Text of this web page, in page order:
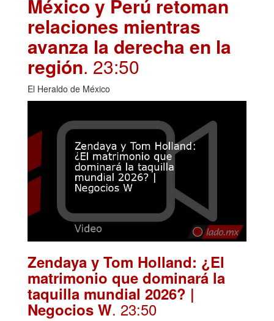
México y Perú retoman
relaciones mientras
avanza la derecha en la
región. 23:50
El Heraldo de México
Zendaya y Tom Holland: ¿El
matrimonio que dominará la
taquilla mundial 2026? |
Negocios W. 23:50